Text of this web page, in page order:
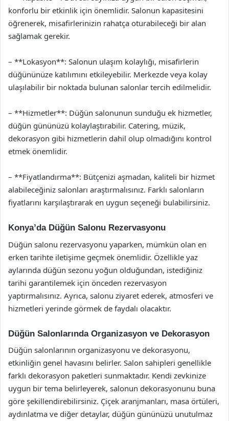
konforlu bir etkinlik için önemlidir. Salonun kapasitesini
öğrenerek, misafirlerinizin rahatça oturabileceği bir alan
sağlamak gerekir.
– **Lokasyon**: Salonun ulaşım kolaylığı, misafirlerin
düğününüze katılımını etkileyebilir. Merkezde veya kolay
ulaşılabilir bir noktada bulunan salonlar tercih edilmelidir.
– **Hizmetler**: Düğün salonunun sunduğu ek hizmetler,
düğün gününüzü kolaylaştırabilir. Catering, müzik,
dekorasyon gibi hizmetlerin dahil olup olmadığını kontrol
etmek önemlidir.
– **Fiyatlandırma**: Bütçenizi aşmadan, kaliteli bir hizmet
alabileceğiniz salonları araştırmalısınız. Farklı salonların
fiyatlarını karşılaştırarak en uygun seçeneği bulabilirsiniz.
Konya’da Düğün Salonu Rezervasyonu
Düğün salonu rezervasyonu yaparken, mümkün olan en
erken tarihte iletişime geçmek önemlidir. Özellikle yaz
aylarında düğün sezonu yoğun olduğundan, istediğiniz
tarihi garantilemek için önceden rezervasyon
yaptırmalısınız. Ayrıca, salonu ziyaret ederek, atmosferi ve
hizmetleri yerinde görmek de faydalı olacaktır.
Düğün Salonlarında Organizasyon ve Dekorasyon
Düğün salonlarının organizasyonu ve dekorasyonu,
etkinliğin genel havasını belirler. Salon sahipleri genellikle
farklı dekorasyon paketleri sunmaktadır. Kendi zevkinize
uygun bir tema belirleyerek, salonun dekorasyonunu buna
göre şekillendirebilirsiniz. Çiçek aranjmanları, masa örtüleri,
aydınlatma ve diğer detaylar, düğün gününüzü unutulmaz